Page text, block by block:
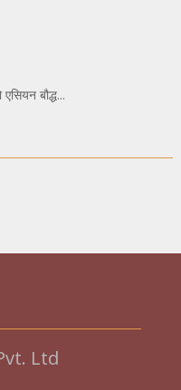
बौद्ध...
Ltd